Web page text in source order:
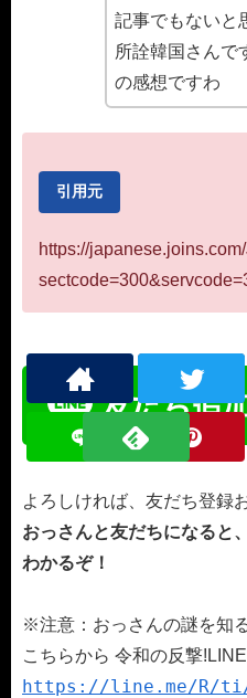
記事でもないと
所詮韓国さんで
の感想ですわ
引用元
https://
よろしければ、友だち登録
おっさんと友だちになると、
わかるぞ！
※注意：おっさんの謎を知
こちらから 令和の反撃
https://line.me/R/ti/